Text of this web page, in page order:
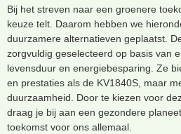
Bij het streven naar een groenere
keuze telt. Daarom hebben we
duurzamere alternatieven geplaatst.
zorgvuldig geselecteerd op basis van
levensduur en energiebesparing. Ze
en prestaties als de KV1840S, maar
duurzaamheid. Door te kiezen voor
draag je bij aan een gezondere
toekomst voor ons allemaal.